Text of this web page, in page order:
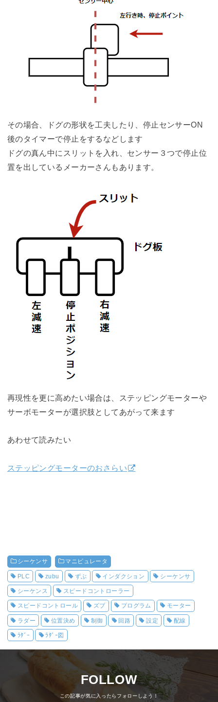
その場合、ドグの形状を工夫したり、停止センサーON
後のタイマーで停止をするなどします
ドグの真ん中にスリットを入れ、センサー３つで停止位
置を出しているメーカーさんもあります。
再現性を更に高めたい場合は、ステッピングモーターや
サーボモーターが選択肢としてあがって来ます
あわせて読みたい
ステッピングモーターのおさらい
シーケンサ マニピュレータ
PLC zubu ずぶ インダクション シーケンサ
シーケンス スピードコントローラー
スピードコントロール ズブ プログラム モーター
ラダー 位置決め 制御 回路 設定 配線
ﾗﾀﾞｰ ﾗﾀﾞｰ図
FOLLOW